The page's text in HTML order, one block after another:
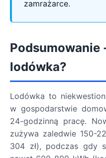
zamrażarce.
Podsumowanie
lodówka?
Lodówka to
w gospodarstwie
24-godzinną pracę.
zużywa zaledwie 150-
304 zł), podczas gdy